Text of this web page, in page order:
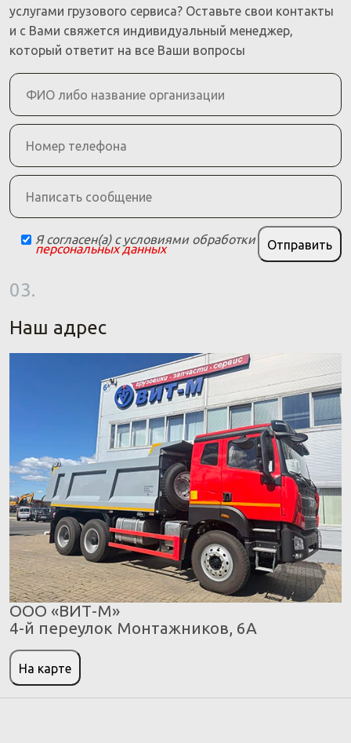
услугами грузового сервиса? Оставьте свои контакты
и с Вами свяжется индивидуальный менеджер,
который ответит на все Ваши вопросы
Я согласен(а) с условиями обработки
персональных данных Отправить
03.
Наш адрес
ООО «ВИТ-М»
4-й переулок Монтажников, 6А
На карте